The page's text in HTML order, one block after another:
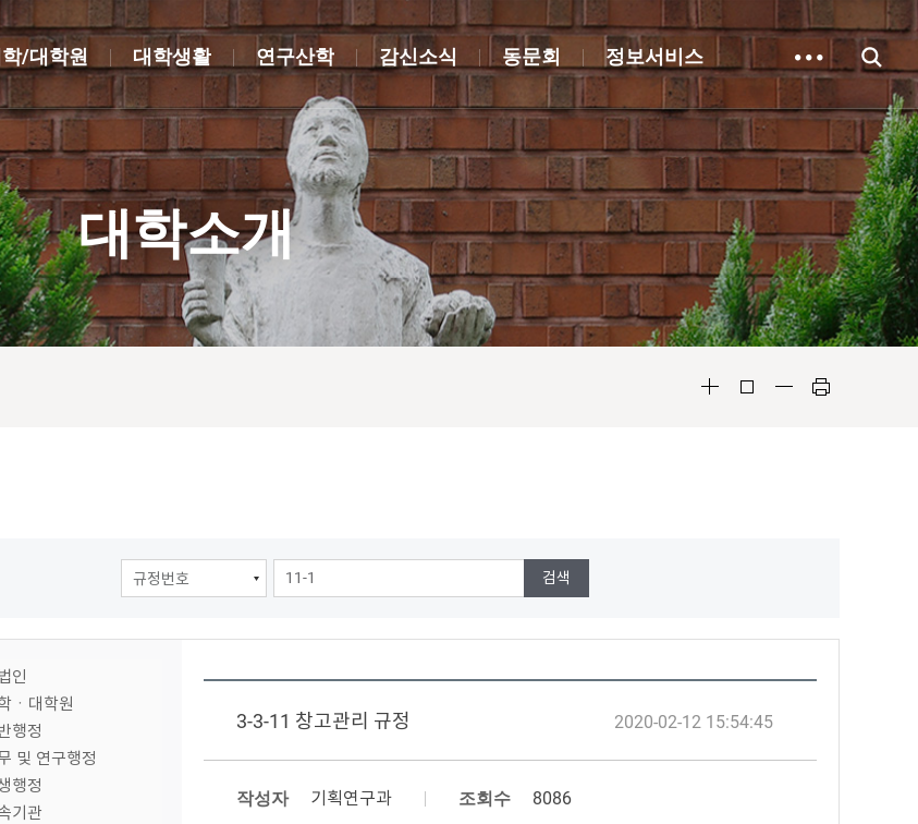
/대학원 대학생활 연구산학 감신소식 동문회 정보서비스
대학소개
인
ㆍ대학원
행정
및 연구행정
행정
기관
3-3-11 창고관리 규정
작성자 기획연구과
2020-02-12 15:54:45
조회수 8086